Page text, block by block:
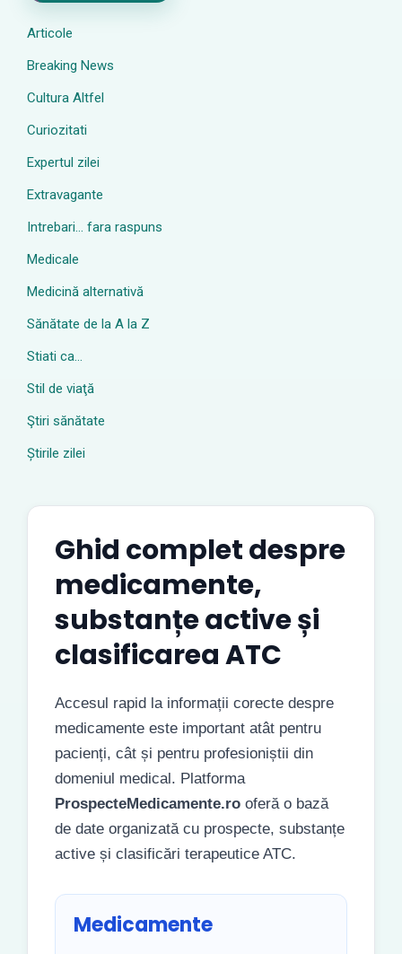
Articole
Breaking News
Cultura Altfel
Curiozitati
Expertul zilei
Extravagante
Intrebari… fara raspuns
Medicale
Medicină alternativă
Sănătate de la A la Z
Stiati ca…
Stil de viaţă
Ştiri sănătate
Știrile zilei
Ghid complet despre
medicamente,
substanțe active și
clasificarea ATC
Accesul rapid la informații corecte despre
medicamente este important atât pentru
pacienți, cât și pentru profesioniștii din
domeniul medical. Platforma
ProspecteMedicamente.ro oferă o bază
de date organizată cu prospecte, substanțe
active și clasificări terapeutice ATC.
Medicamente